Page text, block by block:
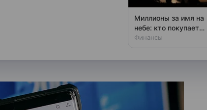
приветственные
Миллионы за имя на
небе: кто покупает
звезды
Финансы